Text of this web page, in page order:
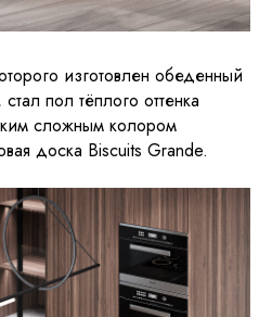
изготовлен обеденный
пол тёплого оттенка
сложным колором
доска Biscuits Grande.